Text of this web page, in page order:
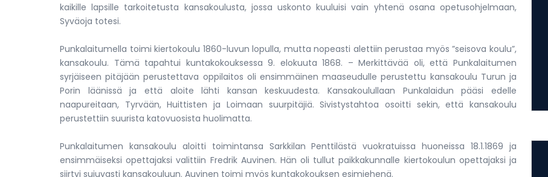
kaikille lapsille tarkoitetusta kansakoulusta, jossa uskonto kuuluisi vain yhtenä osana opetusohjelmaan,
Syväoja totesi.
Punkalaitumella toimi kiertokoulu 1860-luvun lopulla, mutta nopeasti alettiin perustaa myös ”seisova koulu”,
kansakoulu. Tämä tapahtui kuntakokouksessa 9. elokuuta 1868. – Merkittävää oli, että Punkalaitumen
syrjäiseen pitäjään perustettava oppilaitos oli ensimmäinen maaseudulle perustettu kansakoulu Turun ja
Porin läänissä ja että aloite lähti kansan keskuudesta. Kansakoulullaan Punkalaidun pääsi edelle
naapureitaan, Tyrvään, Huittisten ja Loimaan suurpitäjiä. Sivistystahtoa osoitti sekin, että kansakoulu
perustettiin suurista katovuosista huolimatta.
Punkalaitumen kansakoulu aloitti toimintansa Sarkkilan Penttilästä vuokratuissa huoneissa 18.1.1869 ja
ensimmäiseksi opettajaksi valittiin Fredrik Auvinen. Hän oli tullut paikkakunnalle kiertokoulun opettajaksi ja
siirtyi sujuvasti kansakouluun. Auvinen toimi myös kuntakokouksen esimiehenä.